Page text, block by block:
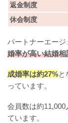
返金制度
休会制度
パートナーエージ
婚率が高い結婚相
成婚率は約27%と
っています。
会員数は約
ています。